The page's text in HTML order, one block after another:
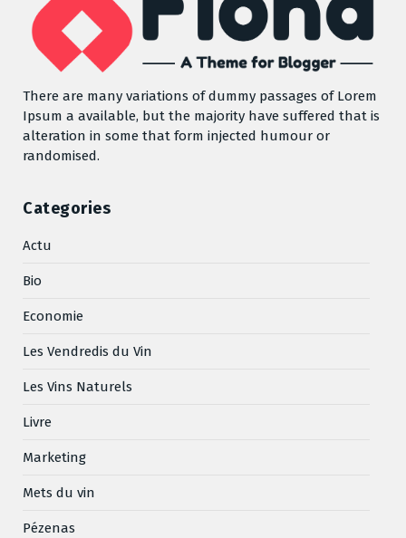
There are many variations of dummy passages of Lorem
Ipsum a available, but the majority have suffered that is
alteration in some that form injected humour or
randomised.
Categories
Actu
Bio
Economie
Les Vendredis du Vin
Les Vins Naturels
Livre
Marketing
Mets du vin
Pézenas